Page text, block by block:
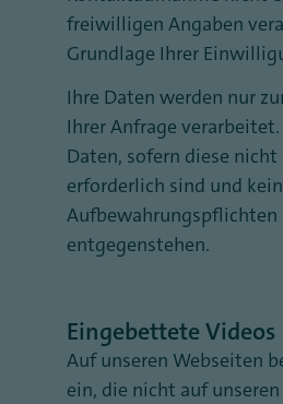
freiwilligen Angaben
Grundlage Ihrer
Ihre Daten werden nur
Ihrer Anfrage
Daten, sofern diese
erforderlich sind und
Aufbewahrungspflichten
entgegenstehen.
Eingebettete Videos
Auf unseren Webseiten
ein, die nicht auf unseren